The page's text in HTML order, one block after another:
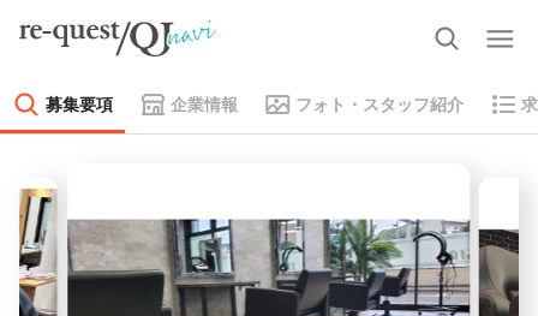
募集要項 企業情報 フォト・スタッフ紹介